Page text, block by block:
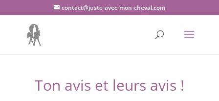
contact@juste-avec-mon-cheval.com
Ton avis et leurs avis !